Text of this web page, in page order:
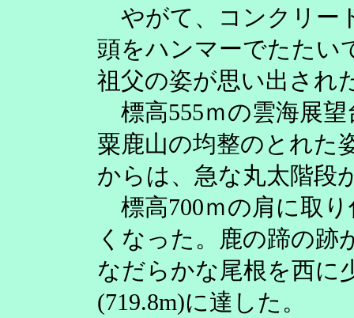
やがて、コンクリー
頭をハンマーでたたい
祖父の姿が思い出され
標高555ｍの雲海展
粟鹿山の均整のとれた
からは、急な丸太階段
標高700ｍの肩に取
くなった。鹿の蹄の跡
なだらかな尾根を西に
(719.8m)に達した。